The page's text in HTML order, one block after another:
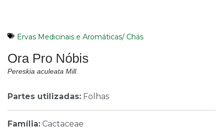
Ervas Medicinais e Aromáticas/ Chás
Ora Pro Nóbis
Pereskia aculeata Mill.
Partes utilizadas: Folhas
Família: Cactaceae